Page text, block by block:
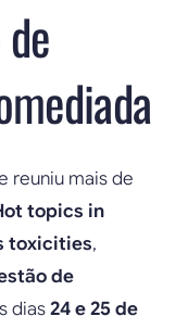
reuniu mais de
topics in
toxicities,
de
dias24 e 25 de